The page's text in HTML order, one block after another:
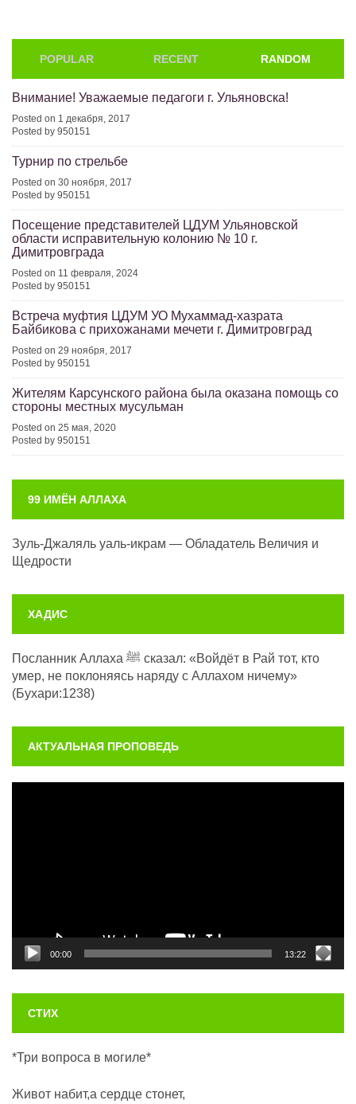
POPULAR RECENT RANDOM
Внимание! Уважаемые педагоги г. Ульяновска!
Posted on 1 декабря, 2017
Posted by 950151
Турнир по стрельбе
Posted on 30 ноября, 2017
Posted by 950151
Посещение представителей ЦДУМ Ульяновской
области исправительную колонию № 10 г.
Димитровграда
Posted on 11 февраля, 2024
Posted by 950151
Встреча муфтия ЦДУМ УО Мухаммад-хазрата
Байбикова с прихожанами мечети г. Димитровград
Posted on 29 ноября, 2017
Posted by 950151
Жителям Карсунского района была оказана помощь со
стороны местных мусульман
Posted on 25 мая, 2020
Posted by 950151
99 ИМЁН АЛЛАХА
Зуль-Джаляль уаль-икрам — Обладатель Величия и
Щедрости
ХАДИС
Посланник Аллаха ﷺ сказал: «Войдёт в Рай тот, кто
умер, не поклоняясь наряду с Аллахом ничему»
(Бухари:1238)
АКТУАЛЬНАЯ ПРОПОВЕДЬ
00:00 13:22
СТИХ
*Три вопроса в могиле*
Живот набит,а сердце стонет,